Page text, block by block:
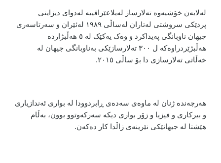
لەلایەن خۆشیەوە تەلارساز لەیلاعێراقییە لەدوای دیزاینی
پردێکی سروشتی لەتاران لەساڵی ١٩٨٩ لەئێران و سەرتاسەری
جیهان ناوبانگی پەیداکرد و وەک یەکێک لە ٥ هەڵبژاردە
هەڵبژێردراوەکە ل ٣٠٠ تەلارسازێکی بەناوبانگی جیهان لە
خەڵاتی تەلارسازی دا بۆ ساڵی ٢٠١٥.
هەرچەندە ژنان لە ماوەی سەدەی ڕابردوودا لە بواری ئەندازیاری
و بیرکاری و فیزیا و زۆر بواری دیکە سەرکەوتوو بوون، بەڵام
هێشتا لە جیهانێکی نێرینەی زاڵدا کار دەکەن.